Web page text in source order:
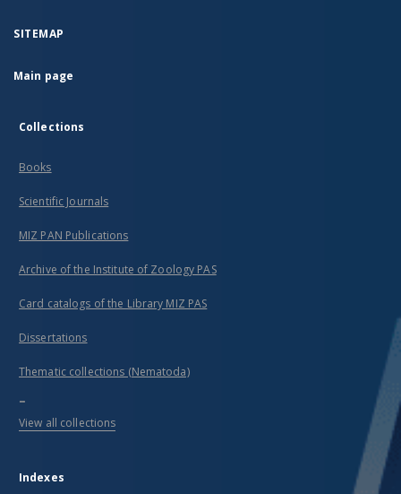
SITEMAP
Main page
Collections
Books
Scientific Journals
MIZ PAN Publications
Archive of the Institute of Zoology PAS
Card catalogs of the Library MIZ PAS
Dissertations
Thematic collections (Nematoda)
...
View all collections
Indexes